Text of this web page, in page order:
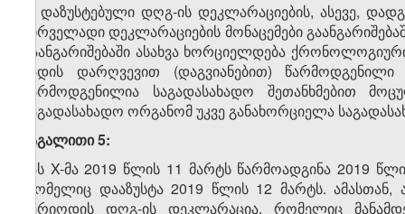
2. დაზუსტებული დღგ-ის დეკლარაციების, ასევე,
პირველადი დეკლარაციების მონაცემები
გაანგარიშებაში ასახვა ხორციელდება
ვადის დარღვევით (დაგვიანებით)
წარმოდგენილია საგადასახადო შეთანხმებით
საგადასახადო ორგანომ უკვე განახორციელა
მაგალითი 5:
შპს X-მა 2019 წლის 11 მარტს წარმოადგინა 2019
რომელიც დააზუსტა 2019 წლის 12 მარტს.
პერიოდის დღგ-ის დეკლარაცია, რომელიც